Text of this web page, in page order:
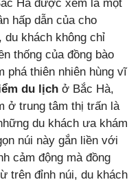
Hà được xem là một
hấp dẫn của cho
khách không chỉ
thống của đồng bào
phá thiên nhiên hùng vĩ
du lịch ở Bắc Hà,
ở trung tâm thị trấn là
du khách ưa khám
núi này gắn liền với
cảm động mà đồng
trên đỉnh núi, du khách